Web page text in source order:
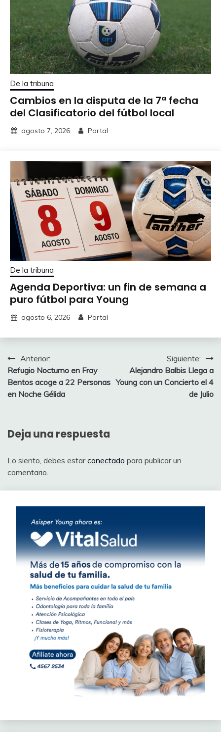
De la tribuna
Cambios en la disputa de la 7ª fecha
del Clasificatorio del fútbol local
agosto 7, 2026 Portal
De la tribuna
Agenda Deportiva: un fin de semana a
puro fútbol para Young
agosto 6, 2026 Portal
Navegación
de
entradas
Anterior:
Refugio Nocturno en Fray
Bentos acoge a 22 Personas
en Noche Gélida
Siguiente:
Alejandro Balbis Llega a
Young con un Concierto el 4
de Julio
Deja una respuesta
Lo siento, debes estarconectado para publicar un
comentario.